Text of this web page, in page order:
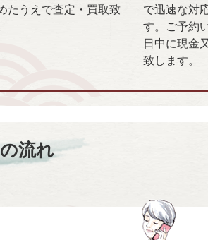
たうえで査定・買取致
で迅速な対
す。ご予約
日中に現金
致します。
流れ